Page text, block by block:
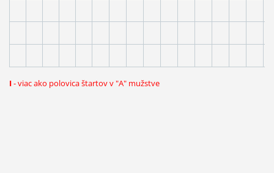
I- viac ako polovica štartov v "A" mužstve